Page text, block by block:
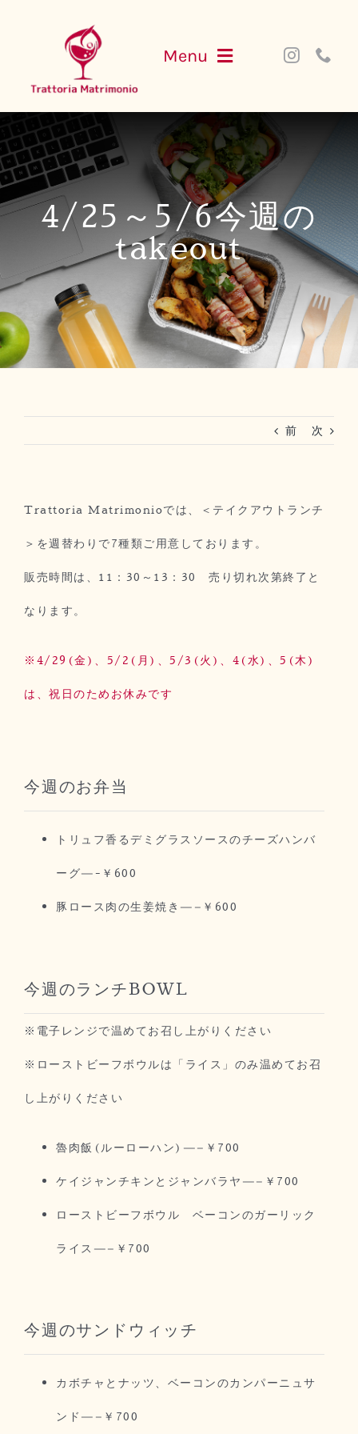
content
Menu
NEWS
MENU
PARTY
ACCESS
WEB SHOP
法人ご利用(マリーグラン赤坂)
4/25～5/6今週の
takeout
前 次
Trattoria Matrimonioでは、＜テイクアウトランチ
＞を週替わりで7種類ご用意しております。
販売時間は、11：30～13：30 売り切れ次第終了と
なります。
※4/29(金)、5/2(月)、5/3(火)、4(水)、5(木)
は、祝日のためお休みです
今週のお弁当
トリュフ香るデミグラスソースのチーズハンバ
ーグ—-￥600
豚ロース肉の生姜焼き—–￥600
今週のランチBOWL
※電子レンジで温めてお召し上がりください
※ローストビーフボウルは「ライス」のみ温めてお召
し上がりください
魯肉飯(ルーローハン)—–￥700
ケイジャンチキンとジャンバラヤ—–￥700
ローストビーフボウル ベーコンのガーリック
ライス—–￥700
今週のサンドウィッチ
カボチャとナッツ、ベーコンのカンパーニュサ
ンド—–￥700